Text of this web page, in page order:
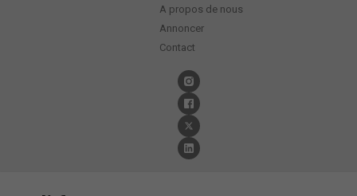
A propos de nous
Annoncer
Contact